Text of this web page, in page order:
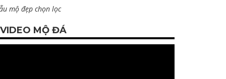
mộ đẹp chọn lọc
VIDEO MỘ ĐÁ